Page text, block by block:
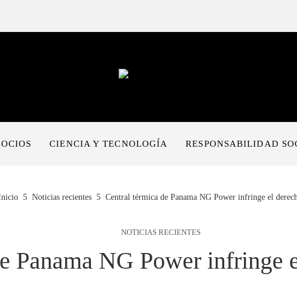
CIENCIA Y TECNOLOGÍA RESPONSABILIDAD
Noticias recientes Central térmica de Panama NG Power infringe el
NOTICIAS RECIENTES
Panama NG Power infringe